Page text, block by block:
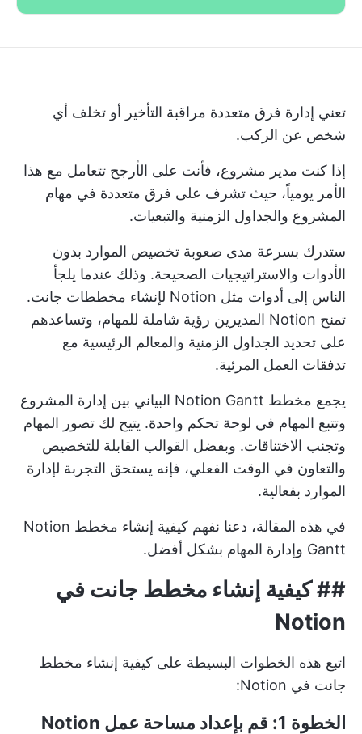
تعني إدارة فرق متعددة مراقبة التأخير أو تخلف أي
شخص عن الركب.
إذا كنت مدير مشروع، فأنت على الأرجح تتعامل مع هذا
الأمر يومياً، حيث تشرف على فرق متعددة في مهام
المشروع والجداول الزمنية والتبعيات.
ستدرك بسرعة مدى صعوبة تخصيص الموارد بدون
الأدوات والاستراتيجيات الصحيحة. وذلك عندما يلجأ
الناس إلى أدوات مثل Notion لإنشاء مخططات جانت.
تمنح Notion المديرين رؤية شاملة للمهام، وتساعدهم
على تحديد الجداول الزمنية والمعالم الرئيسية مع
تدفقات العمل المرئية.
يجمع مخطط Notion Gantt البياني بين إدارة المشروع
وتتبع المهام في لوحة تحكم واحدة. يتيح لك تصور المهام
وتجنب الاختناقات. وبفضل القوالب القابلة للتخصيص
والتعاون في الوقت الفعلي، فإنه يستحق التجربة لإدارة
الموارد بفعالية.
في هذه المقالة، دعنا نفهم كيفية إنشاء مخطط Notion
Gantt وإدارة المهام بشكل أفضل.
##كيفية إنشاء مخطط جانت في
Notion
اتبع هذه الخطوات البسيطة على كيفية إنشاء مخطط
جانت في Notion:
الخطوة 1: قم بإعداد مساحة عمل Notion